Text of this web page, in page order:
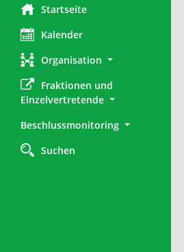
Startseite
Kalender
Organisation
Fraktionen und
Einzelvertretende
Beschlussmonitoring
Suchen